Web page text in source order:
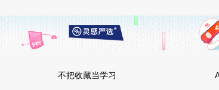
不把收藏当学习